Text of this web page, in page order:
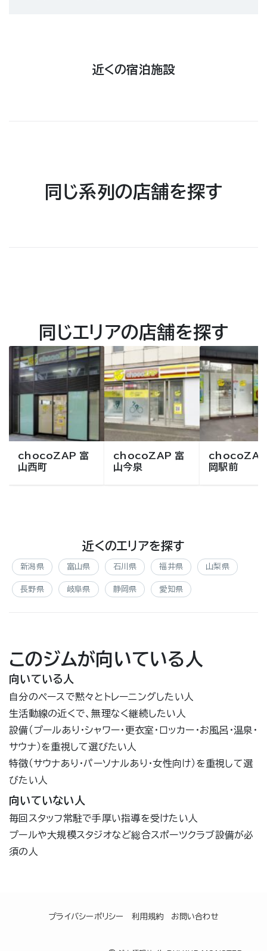
近くの宿泊施設
同じ系列の店舗を探す
同じエリアの店舗を探す
chocoZAP 富
山西町
chocoZAP 富
山今泉
chocoZAP
岡駅前
近くのエリアを探す
新潟県 富山県 石川県 福井県 山梨県
長野県 岐阜県 静岡県 愛知県
このジムが向いている人
向いている人
自分のペースで黙々とトレーニングしたい人
生活動線の近くで、無理なく継続したい人
設備（プールあり・シャワー・更衣室・ロッカー・お風呂・温泉・
サウナ）を重視して選びたい人
特徴（サウナあり・パーソナルあり・女性向け）を重視して選
びたい人
向いていない人
毎回スタッフ常駐で手厚い指導を受けたい人
プールや大規模スタジオなど総合スポーツクラブ設備が必
須の人
プライバシーポリシー 利用規約 お問い合わせ